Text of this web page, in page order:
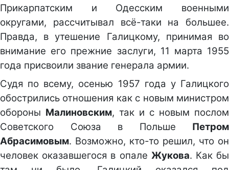
Прикарпатским и Одесским военными
округами, рассчитывал всё-таки на большее.
Правда, в утешение Галицкому, принимая во
внимание его прежние заслуги, 11 марта 1955
года присвоили звание генерала армии.
Судя по всему, осенью 1957 года у Галицкого
обострились отношения как с новым министром
обороны Малиновским, так и с новым послом
Советского Союза в Польше Петром
Абрасимовым. Возможно, кто-то решил, что он
человек оказавшегося в опале Жукова. Как бы